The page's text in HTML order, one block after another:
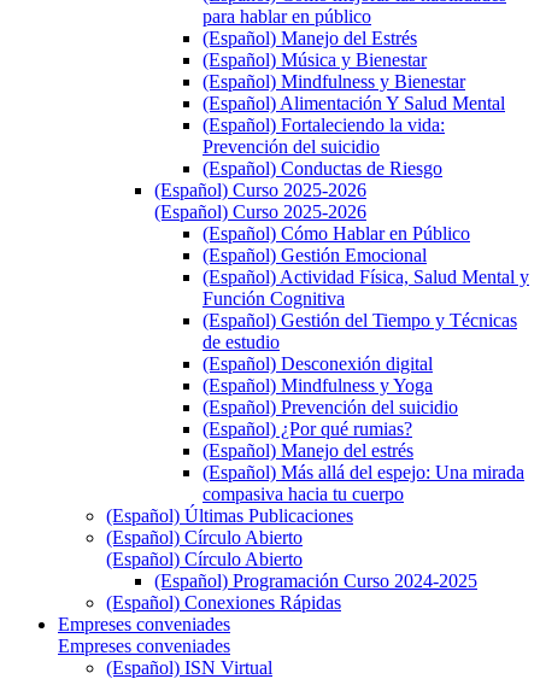
para hablar en público
(Español) Manejo del Estrés
(Español) Música y Bienestar
(Español) Mindfulness y Bienestar
(Español) Alimentación Y Salud Mental
(Español) Fortaleciendo la vida:
Prevención del suicidio
(Español) Conductas de Riesgo
(Español) Curso 2025-2026
(Español) Curso 2025-2026
(Español) Cómo Hablar en Público
(Español) Gestión Emocional
(Español) Actividad Física, Salud Mental y
Función Cognitiva
(Español) Gestión del Tiempo y Técnicas
de estudio
(Español) Desconexión digital
(Español) Mindfulness y Yoga
(Español) Prevención del suicidio
(Español) ¿Por qué rumias?
(Español) Manejo del estrés
(Español) Más allá del espejo: Una mirada
compasiva hacia tu cuerpo
(Español) Últimas Publicaciones
(Español) Círculo Abierto
(Español) Círculo Abierto
(Español) Programación Curso 2024-2025
(Español) Conexiones Rápidas
Empreses conveniades
Empreses conveniades
(Español) ISN Virtual